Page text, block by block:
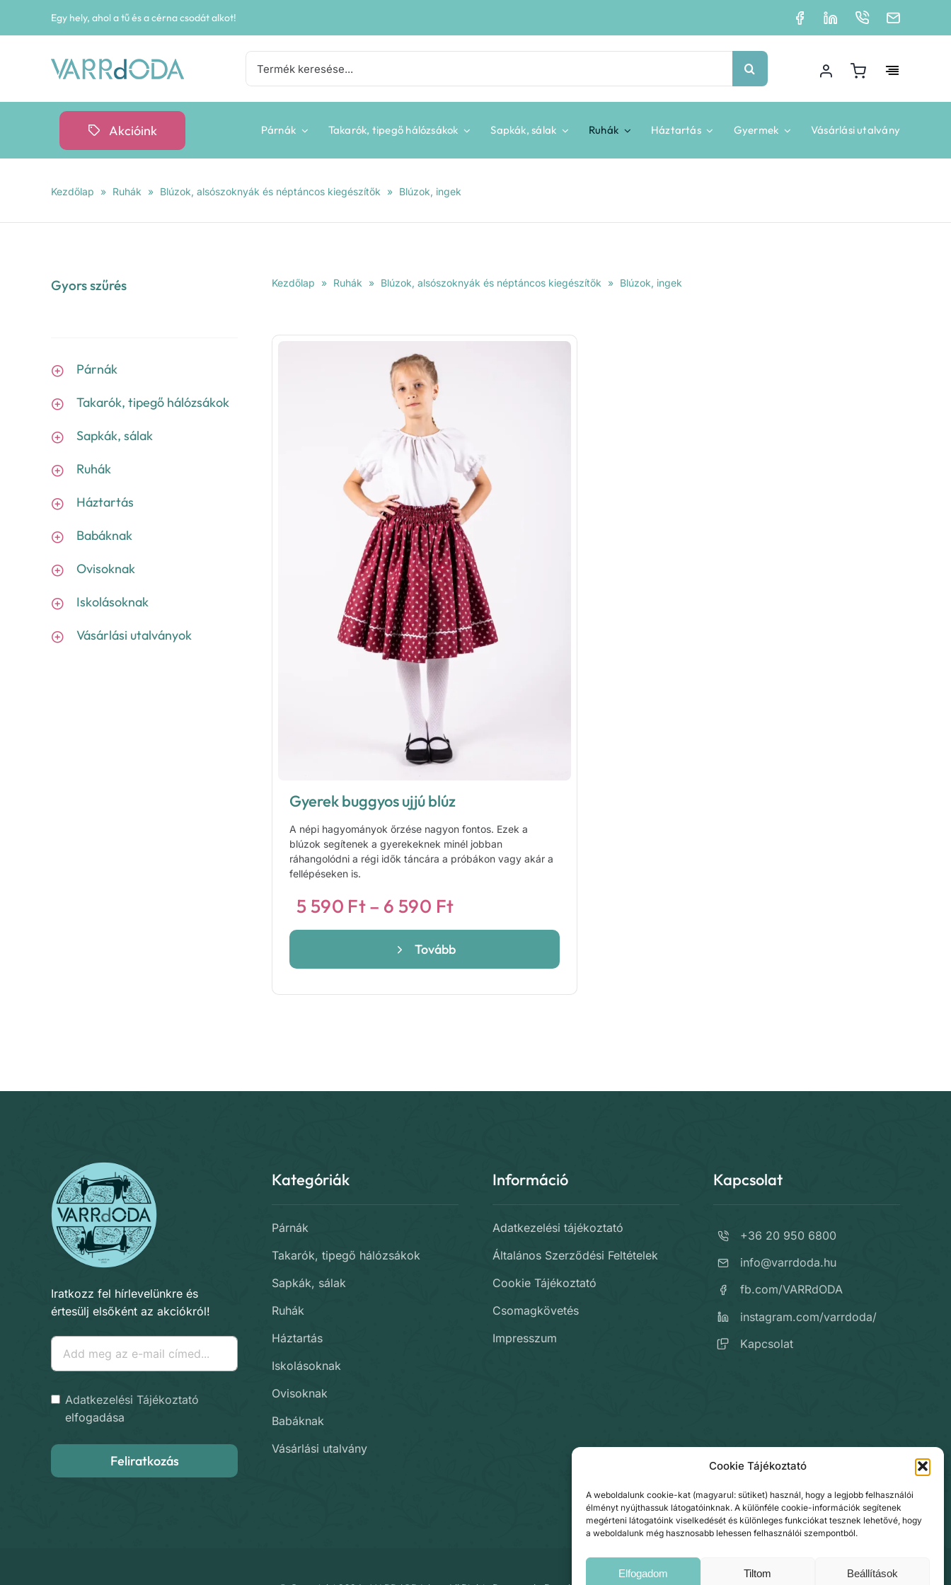
Cookie Tájékoztató
A weboldalunk cookie-kat (magyarul: sütiket) használ, hogy a legjobb felhasználói
élményt nyújthassuk látogatóinknak. A különféle cookie-információk segítenek
megérteni látogatóink viselkedését és különleges funkciókat tesznek lehetővé, hogy
a weboldalunk még hasznosabb lehessen felhasználói szempontból.
Elfogadom Tiltom Beállítások
Egy hely, ahol a tű és a cérna csodát alkot!
Keresés...
Akcióink Párnák Takarók, tipegő hálózsákok Sapkák, sálak Ruhák Háztartás Gyermek Vásárlási utalvány
Kezdőlap » Ruhák » Blúzok, alsószoknyák és néptáncos kiegészítők » Blúzok, ingek
Gyors szűrés
Párnák
Takarók, tipegő hálózsákok
Sapkák, sálak
Ruhák
Háztartás
Babáknak
Ovisoknak
Iskolásoknak
Vásárlási utalványok
Kezdőlap » Ruhák » Blúzok, alsószoknyák és néptáncos kiegészítők » Blúzok, ingek
Gyerek buggyos ujjú blúz
A népi hagyományok őrzése nagyon fontos. Ezek a
blúzok segítenek a gyerekeknek minél jobban
ráhangolódni a régi idők táncára a próbákon vagy akár a
fellépéseken is.
5 590 Ft– 6 590 FtÁrtartomány:
5
590 Ft
-
6
Tovább
Iratkozz fel hírlevelünkre és
értesülj elsőként az akciókról!
Adatkezelési Tájékoztató
elfogadása
Feliratkozás
Kategóriák
Párnák
Takarók, tipegő hálózsákok
Sapkák, sálak
Ruhák
Háztartás
Iskolásoknak
Ovisoknak
Babáknak
Vásárlási utalvány
Információ
Adatkezelési tájékoztató
Általános Szerződési Feltételek
Cookie Tájékoztató
Csomagkövetés
Impresszum
Kapcsolat
+36 20 950 6800
info@varrdoda.hu
fb.com/VARRdODA
instagram.com/varrdoda/
Kapcsolat